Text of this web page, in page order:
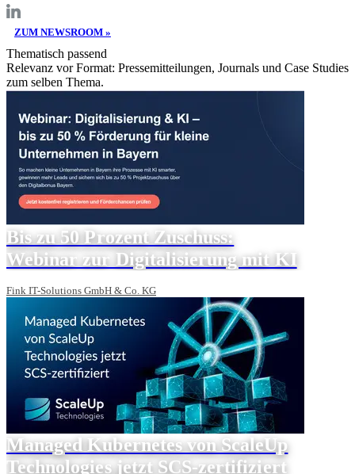
ZUM NEWSROOM »
Thematisch passend
Relevanz vor Format: Pressemitteilungen, Journals und Case Studies
zum selben Thema.
Bis zu 50 Prozent Zuschuss:
Webinar zur Digitalisierung mit KI
Fink IT-Solutions GmbH & Co. KG
Managed Kubernetes von ScaleUp
Technologies jetzt SCS-zertifiziert